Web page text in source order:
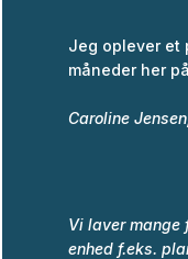
Jeg oplever et
måneder her
Caroline
Vi laver mange
enhed f.eks.